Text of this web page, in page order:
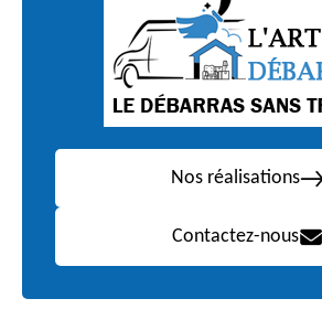
Nos réalisations
Contactez-nous